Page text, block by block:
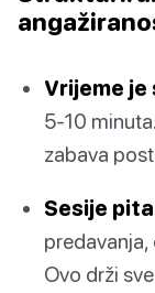
Vrijeme je
5-10
zabava
Sesije
Ovo drži